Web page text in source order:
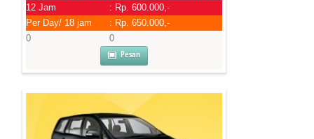
12 Jam
: Rp. 600.000,-
Per Day/ 18 jam
: Rp. 650.000,-
0
0
Pesan